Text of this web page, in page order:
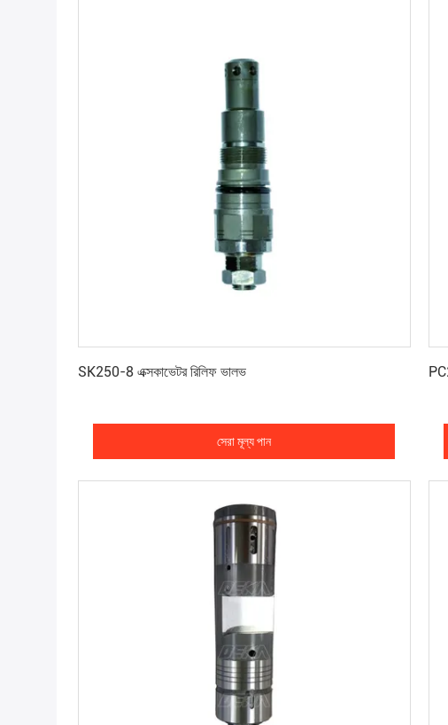
SK250-8 এক্সকাভেটর রিলিফ ভালভ
সেরা মূল্য পান